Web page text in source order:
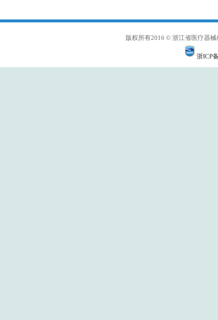
版权所有2016 © 浙江省医疗器
浙ICP